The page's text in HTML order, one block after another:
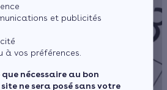
et publicités
vos préférences.
nécessaire au bon
ne sera posé sans votre